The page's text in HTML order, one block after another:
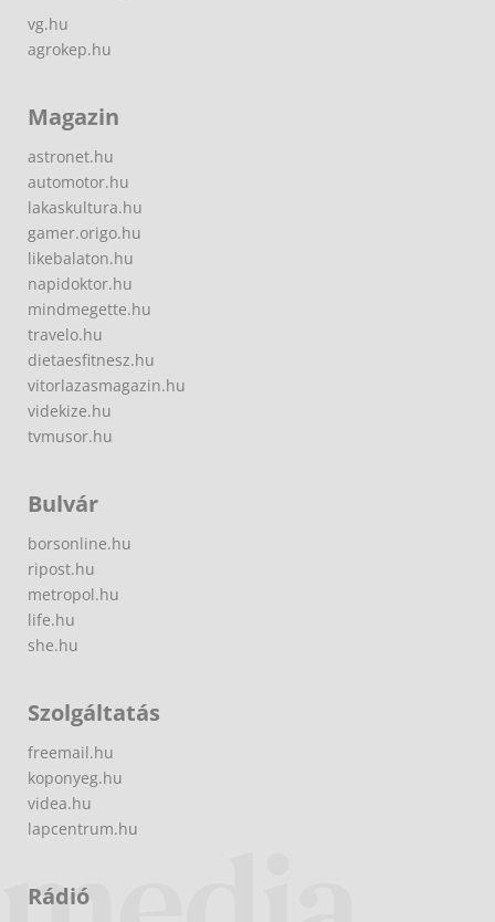
vg.hu
agrokep.hu
Magazin
astronet.hu
automotor.hu
lakaskultura.hu
gamer.origo.hu
likebalaton.hu
napidoktor.hu
mindmegette.hu
travelo.hu
dietaesfitnesz.hu
vitorlazasmagazin.hu
videkize.hu
tvmusor.hu
Bulvár
borsonline.hu
ripost.hu
metropol.hu
life.hu
she.hu
Szolgáltatás
freemail.hu
koponyeg.hu
videa.hu
lapcentrum.hu
Rádió